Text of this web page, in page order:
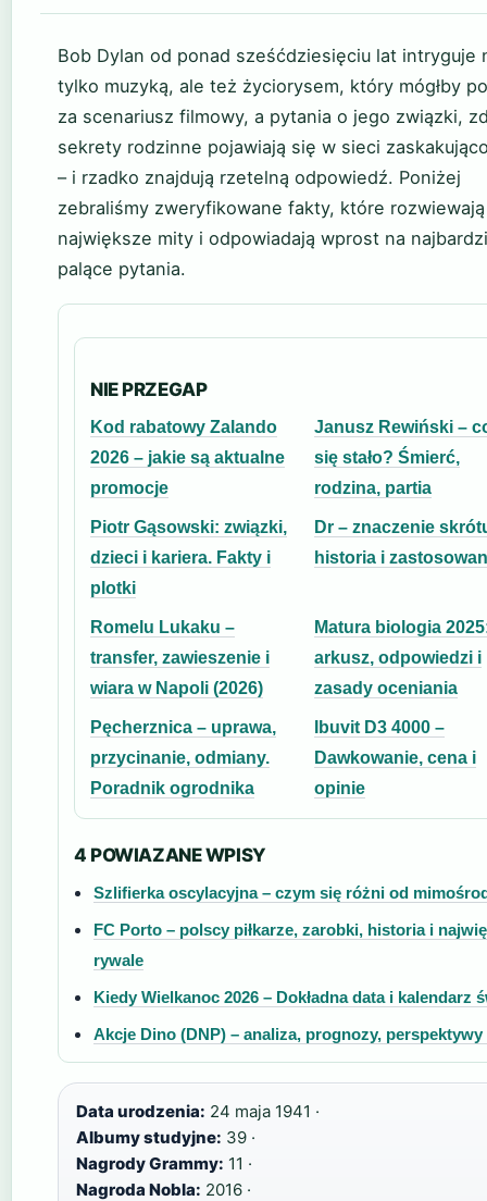
Bob Dylan od ponad sześćdziesięciu lat intryguje
tylko muzyką, ale też życiorysem, który mógłby
za scenariusz filmowy, a pytania o jego związki,
sekrety rodzinne pojawiają się w sieci
– i rzadko znajdują rzetelną odpowiedź. Poniżej
zebraliśmy zweryfikowane fakty, które rozwiewają
największe mity i odpowiadają wprost na
palące pytania.
NIE PRZEGAP
Kod rabatowy Zalando
2026 – jakie są aktualne
promocje
Janusz Rewiński –
się stało? Śmierć,
rodzina, partia
Piotr Gąsowski: związki,
dzieci i kariera. Fakty i
plotki
Dr – znaczenie
historia i
Romelu Lukaku –
transfer, zawieszenie i
wiara w Napoli (2026)
Matura biologia
arkusz, odpowiedzi i
zasady oceniania
Pęcherznica – uprawa,
przycinanie, odmiany.
Poradnik ogrodnika
Ibuvit D3 4000 –
Dawkowanie, cena i
opinie
4 POWIAZANE WPISY
Szlifierka oscylacyjna – czym się różni od
FC Porto – polscy piłkarze, zarobki, historia i
rywale
Kiedy Wielkanoc 2026 – Dokładna data i kalendarz
Akcje Dino (DNP) – analiza, prognozy, perspektywy
Data urodzenia: 24 maja 1941 ·
Albumy studyjne: 39 ·
Nagrody Grammy: 11 ·
Nagroda Nobla: 2016 ·